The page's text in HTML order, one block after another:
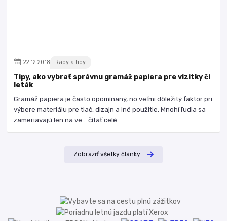
22.12.2018 Rady a tipy
Tipy, ako vybrať správnu gramáž papiera pre vizitky či
leták
Gramáž papiera je často opomínaný, no veľmi dôležitý faktor pri
výbere materiálu pre tlač, dizajn a iné použitie. Mnohí ľudia sa
zameriavajú len na ve...čítať celé
Zobraziť všetky články